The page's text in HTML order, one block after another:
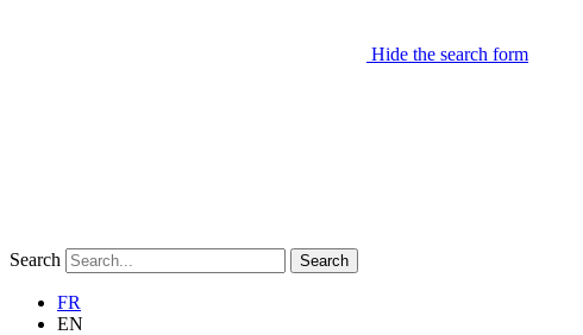
Hide the search form
Search Search
FR
EN